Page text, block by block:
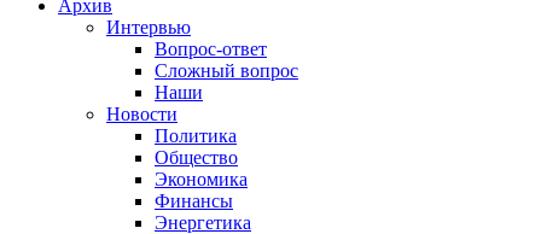
Архив
Интервью
Вопрос-ответ
Сложный вопрос
Наши
Новости
Политика
Общество
Экономика
Финансы
Энергетика